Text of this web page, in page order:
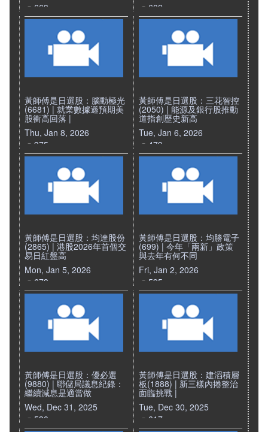
663
602
黃師傅是日選股：腦動極光
(6681) | 就業數據遜預期美
股衝高回落 |
Thu, Jan 8, 2026
375
黃師傅是日選股：三花智控
(2050) | 能源及銀行股推動
道指創歷史新高
Tue, Jan 6, 2026
479
黃師傅是日選股：均達股份
(2865) | 港股2026年首個交
易日紅盤高
Mon, Jan 5, 2026
673
黃師傅是日選股：均勝電子
(699) | 今年「兩新」政策
與去年有何不同
Fri, Jan 2, 2026
595
黃師傅是日選股：優必選
(9880) | 聯儲局議息紀錄：
繼續減息是適當做
Wed, Dec 31, 2025
530
黃師傅是日選股：建滔積層
板(1888) | 新三樣內捲整治
面臨挑戰 |
Tue, Dec 30, 2025
617